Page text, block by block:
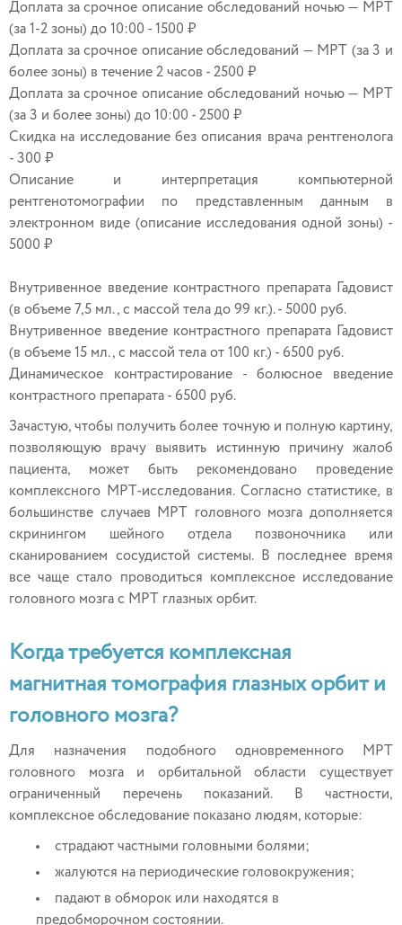
Зачастую, чтобы получить более точную и полную картину,
позволяющую врачу выявить истинную причину жалоб
пациента, может быть рекомендовано проведение
комплексного МРТ-исследования. Согласно статистике, в
большинстве случаев МРТ головного мозга дополняется
скринингом шейного отдела позвоночника или
сканированием сосудистой системы. В последнее время
все чаще стало проводиться комплексное исследование
головного мозга с МРТ глазных орбит.
Когда требуется комплексная
магнитная томография глазных орбит и
головного мозга?
Для назначения подобного одновременного МРТ
головного мозга и орбитальной области существует
ограниченный перечень показаний. В частности,
комплексное обследование показано людям, которые:
страдают частными головными болями;
жалуются на периодические головокружения;
падают в обморок или находятся в
предобморочном состоянии.
Доплата за срочное описание обследований ночью — МРТ
(за 1-2 зоны) до 10:00 - 1500 ₽
Доплата за срочное описание обследований — МРТ (за 3 и
более зоны) в течение 2 часов - 2500 ₽
Доплата за срочное описание обследований ночью — МРТ
(за 3 и более зоны) до 10:00 - 2500 ₽
Скидка на исследование без описания врача рентгенолога
- 300 ₽
Описание и интерпретация компьютерной
рентгенотомографии по представленным данным в
электронном виде (описание исследования одной зоны) -
5000 ₽
Внутривенное введение контрастного препарата Гадовист
(в объеме 7,5 мл., с массой тела до 99 кг.). - 5000 руб.
Внутривенное введение контрастного препарата Гадовист
(в объеме 15 мл., с массой тела от 100 кг.) - 6500 руб.
Динамическое контрастирование - болюсное введение
контрастного препарата - 6500 руб.